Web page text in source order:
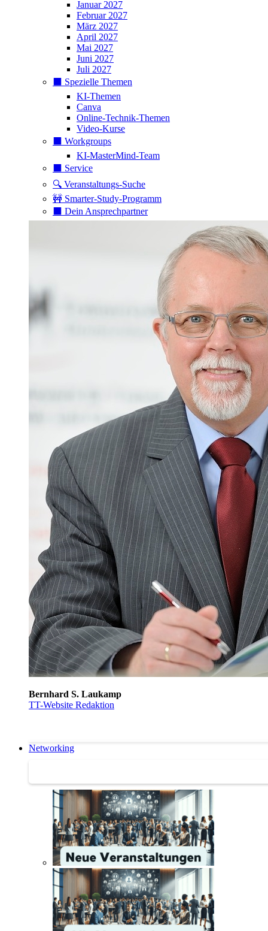
Januar 2027
Februar 2027
März 2027
April 2027
Mai 2027
Juni 2027
Juli 2027
⬛️ Spezielle Themen
KI-Themen
Canva
Online-Technik-Themen
Video-Kurse
⬛️ Workgroups
KI-MasterMind-Team
⬛️ Service
🔍 Veranstaltungs-Suche
🚧 Smarter-Study-Programm
⬛️ Dein Ansprechpartner
Bernhard S. Laukamp
TT-Website Redaktion
Networking